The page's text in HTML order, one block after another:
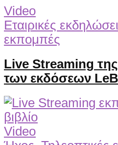
Video
Εταιρικές
εκπομπές
Live Streaming
των εκδόσεων
Video